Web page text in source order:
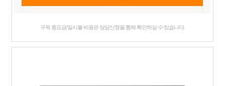
구독 총요금/일시불 비용은 상담신청을 통해 확인하실 수 있습니다.